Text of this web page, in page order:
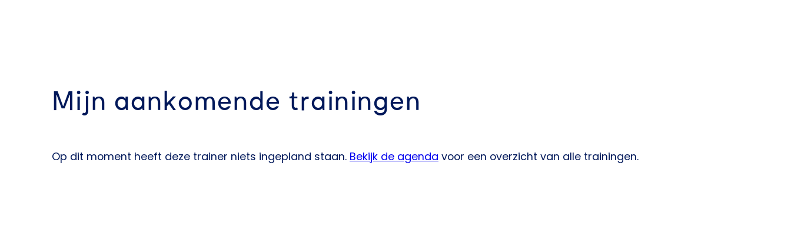
Mijn aankomende trainingen
Op dit moment heeft deze trainer niets ingepland staan. Bekijk de agenda voor een overzicht van alle trainingen.